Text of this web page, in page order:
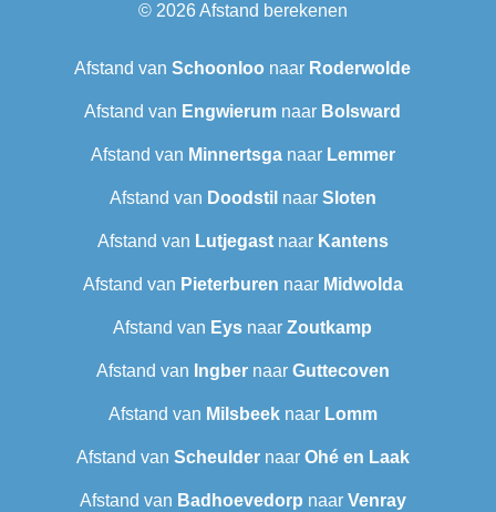
© 2026Afstand berekenen
Afstand van Schoonloo naar Roderwolde
Afstand van Engwierum naar Bolsward‎
Afstand van Minnertsganaar Lemmer
Afstand van Doodstil naar Sloten
Afstand van Lutjegastnaar Kantens
Afstand van Pieterburen naar Midwolda
Afstand van Eys naar Zoutkamp
Afstand van Ingbernaar Guttecoven
Afstand van Milsbeeknaar Lomm
Afstand van Scheuldernaar Ohé en Laak
Afstand van Badhoevedorp naar Venray